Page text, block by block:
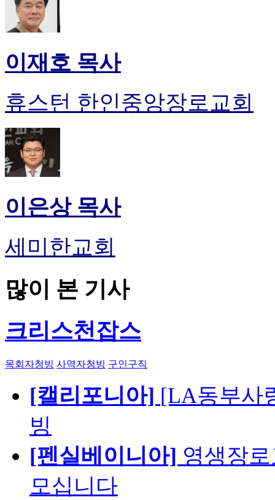
이재호 목사
휴스턴 한인중앙장로교회
이은상 목사
세미한교회
많이 본 기사
크리스천잡스
목회자청빙 사역자청빙 구인구직
[캘리포니아] [LA동부사
빙
[펜실베이니아] 영생장
모십니다